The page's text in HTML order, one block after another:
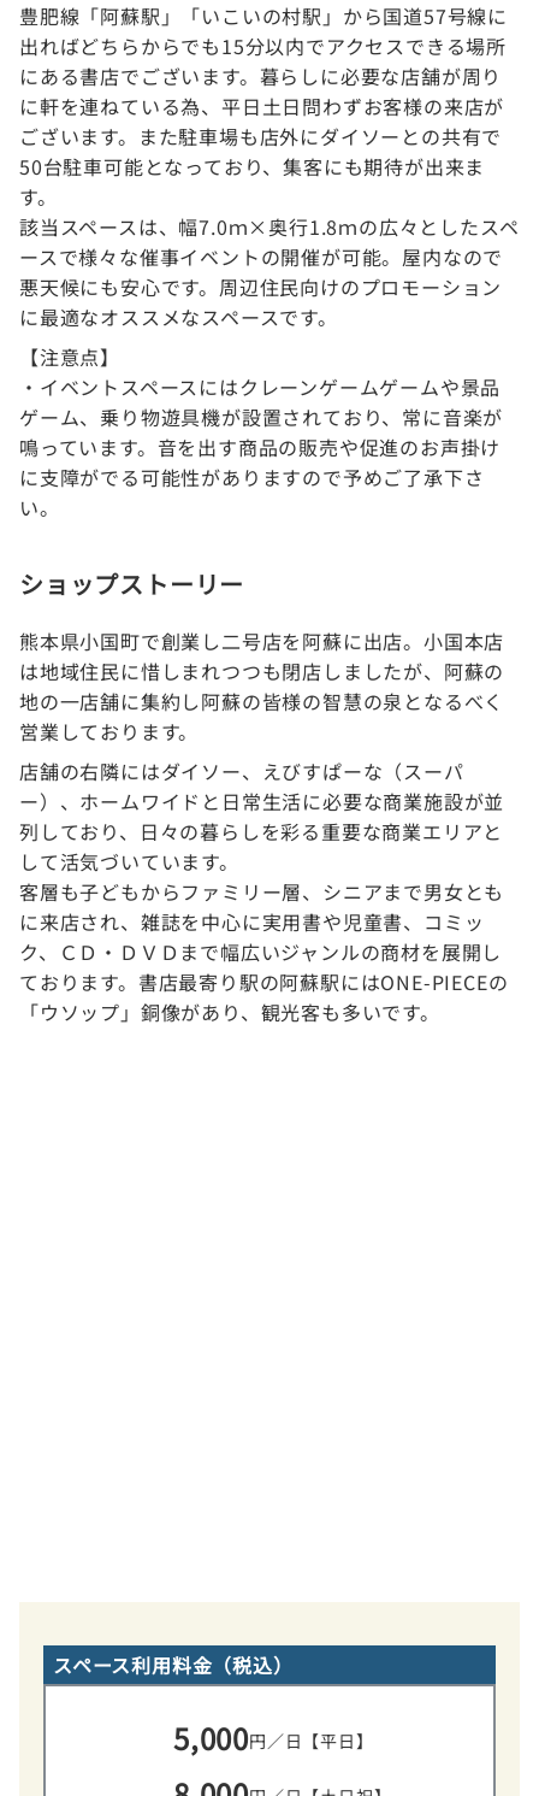
豊肥線「阿蘇駅」「いこいの村駅」から国道57号線に
出ればどちらからでも15分以内でアクセスできる場所
にある書店でございます。暮らしに必要な店舗が周り
に軒を連ねている為、平日土日問わずお客様の来店が
ございます。また駐車場も店外にダイソーとの共有で
50台駐車可能となっており、集客にも期待が出来ま
す。
該当スペースは、幅7.0ｍ×奥行1.8ｍの広々としたスペ
ースで様々な催事イベントの開催が可能。屋内なので
悪天候にも安心です。周辺住民向けのプロモーション
に最適なオススメなスペースです。
【注意点】
・イベントスペースにはクレーンゲームゲームや景品
ゲーム、乗り物遊具機が設置されており、常に音楽が
鳴っています。音を出す商品の販売や促進のお声掛け
に支障がでる可能性がありますので予めご了承下さ
い。
ショップストーリー
熊本県小国町で創業し二号店を阿蘇に出店。小国本店
は地域住民に惜しまれつつも閉店しましたが、阿蘇の
地の一店舗に集約し阿蘇の皆様の智慧の泉となるべく
営業しております。
店舗の右隣にはダイソー、えびすぱーな（スーパ
ー）、ホームワイドと日常生活に必要な商業施設が並
列しており、日々の暮らしを彩る重要な商業エリアと
して活気づいています。
客層も子どもからファミリー層、シニアまで男女とも
に来店され、雑誌を中心に実用書や児童書、コミッ
ク、ＣＤ・ＤＶＤまで幅広いジャンルの商材を展開し
ております。書店最寄り駅の阿蘇駅にはONE-PIECEの
「ウソップ」銅像があり、観光客も多いです。
スペース利用料金（税込）
5,000円／日【平日】